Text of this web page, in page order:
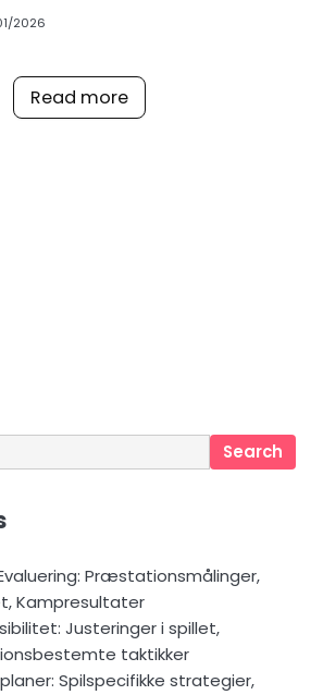
2026
Read more
Præstationsmålinger,
Kampresultater
Justeringer i spillet,
taktikker
Spilspecifikke strategier,